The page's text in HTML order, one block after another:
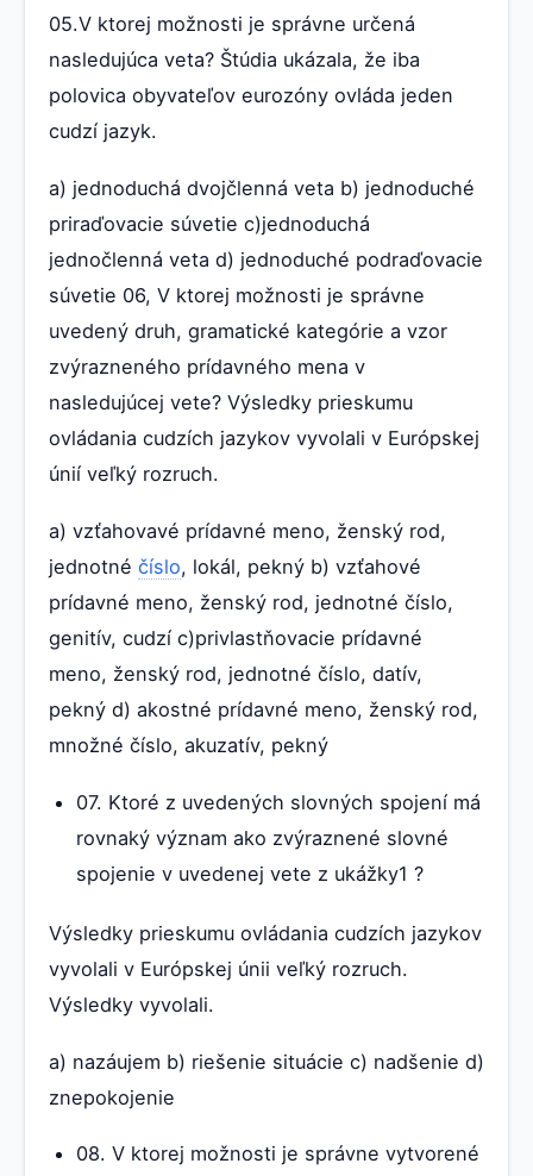
05.V ktorej možnosti je správne určená
nasledujúca veta? Štúdia ukázala, že iba
polovica obyvateľov eurozóny ovláda jeden
cudzí jazyk.
a) jednoduchá dvojčlenná veta b) jednoduché
priraďovacie súvetie c)jednoduchá
jednočlenná veta d) jednoduché podraďovacie
súvetie 06, V ktorej možnosti je správne
uvedený druh, gramatické kategórie a vzor
zvýrazneného prídavného mena v
nasledujúcej vete? Výsledky prieskumu
ovládania cudzích jazykov vyvolali v Európskej
únií veľký rozruch.
a) vzťahovavé prídavné meno, ženský rod,
jednotné číslo, lokál, pekný b) vzťahové
prídavné meno, ženský rod, jednotné číslo,
genitív, cudzí c)privlastňovacie prídavné
meno, ženský rod, jednotné číslo, datív,
pekný d) akostné prídavné meno, ženský rod,
množné číslo, akuzatív, pekný
07. Ktoré z uvedených slovných spojení má
rovnaký význam ako zvýraznené slovné
spojenie v uvedenej vete z ukážky1 ?
Výsledky prieskumu ovládania cudzích jazykov
vyvolali v Európskej únii veľký rozruch.
Výsledky vyvolali.
a) nazáujem b) riešenie situácie c) nadšenie d)
znepokojenie
08. V ktorej možnosti je správne vytvorené